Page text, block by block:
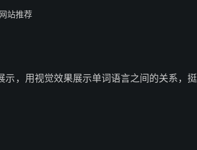
网站推荐
，用视觉效果展示单词语言之间的关系，挺